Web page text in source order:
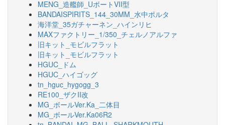
MENG_造艦師_UボートVII型
BANDAISPIRITS_144_30MM_水中ポルタ
海洋堂_35ガチャーネン_ハインリヒ
MAXファクトリー_1/350_チェルノアルファ
旧キット_モビルフラット
旧キット_モビルフラット
HGUC_ドム
HGUC_ハイゴッグ
tn_hguc_hygogg_3
RE100_ザクII改
MG_ボールVer.Ka_二体目
MG_ボールVer.Ka06R2